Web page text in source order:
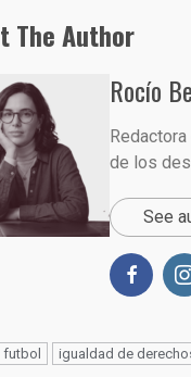
The Author
Rocío
de los
See
futbol igualdad de